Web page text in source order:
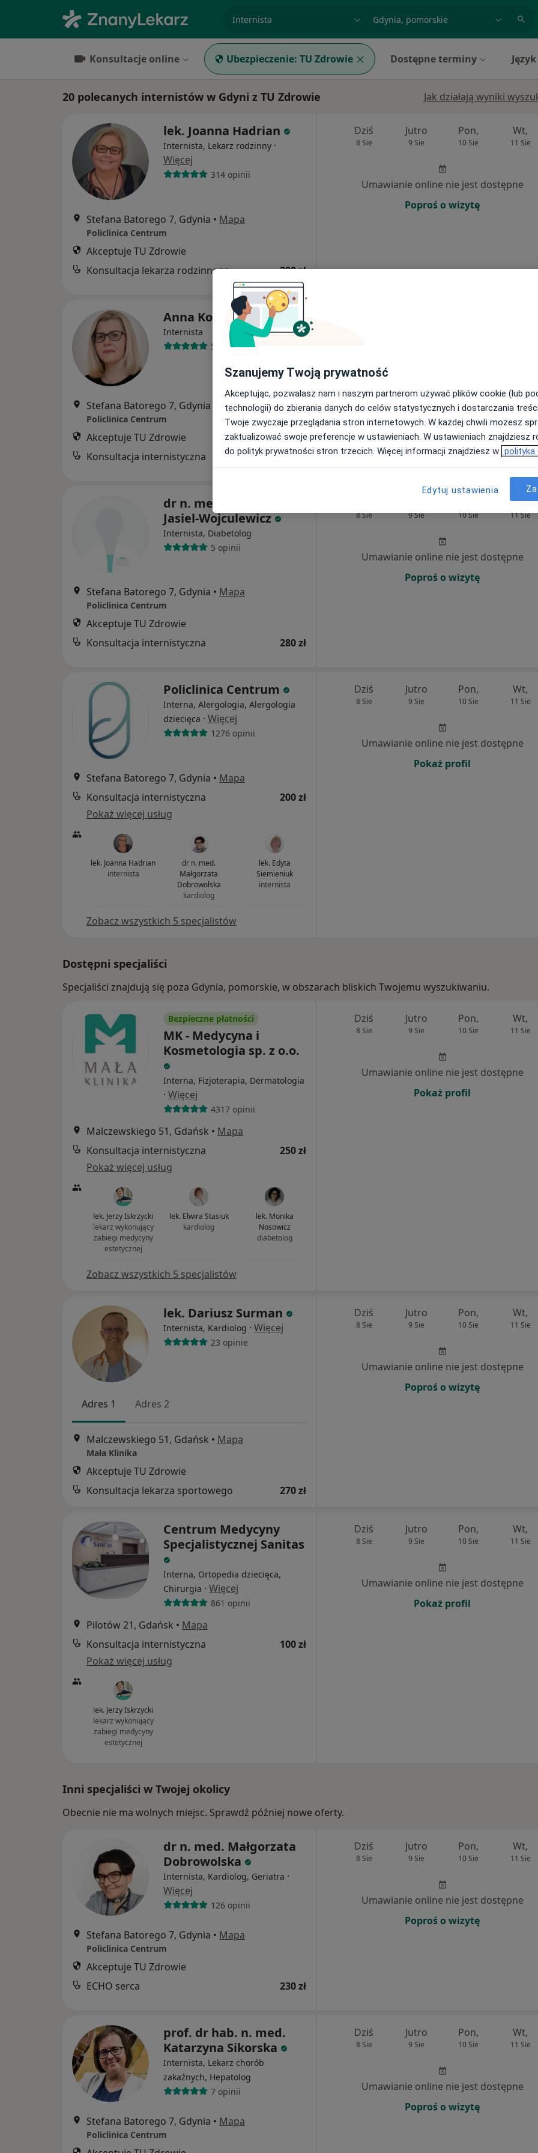
Konsultacje online Ubezpieczenie: TU Zdrowie Dostępne terminy Język
20 polecanych internistów w Gdyni z TU Zdrowie Jak działają wyniki
lek. Joanna Hadrian
Internista, Lekarz rodzinny ·
Więcej
314 opinii
Stefana Batorego 7, Gdynia • Mapa
Policlinica Centrum
Akceptuje TU Zdrowie
Konsultacja lekarza rodzinnego
200 zł
Dziś
8 Sie
Jutro
9 Sie
Pon,
10 Sie
Wt,
11 Sie
Umawianie online nie jest dostępne
Poproś o wizytę
Anna Kos
Internista
59 opinii
Stefana Batorego 7, Gdynia Mapa
Policlinica Centrum
Akceptuje TU Zdrowie
Konsultacja internistyczna
200 zł
Umawianie online nie jest dostępne
Poproś o wizytę
dr n. med. Hanna Maria
Jasiel-Wojculewicz
Internista, Diabetolog
5 opinii
Stefana Batorego 7, Gdynia • Mapa
Policlinica Centrum
Akceptuje TU Zdrowie
Konsultacja internistyczna
280 zł
8 Sie 9 Sie 10 Sie
Wt,
11 Sie
Umawianie online nie jest dostępne
Poproś o wizytę
Policlinica Centrum
Interna, Alergologia, Alergologia
dziecięca · Więcej
1276 opinii
Stefana Batorego 7, Gdynia • Mapa
Konsultacja internistyczna
200 zł
Pokaż więcej usług
lek. Joanna Hadrian
internista
dr n. med.
Małgorzata
Dobrowolska
kardiolog
lek. Edyta
Siemieniuk
internista
Zobacz wszystkich 5 specjalistów
Dziś
8 Sie
Jutro
9 Sie
Pon,
10 Sie
Wt,
11 Sie
Umawianie online nie jest dostępne
Pokaż profil
Dostępni specjaliści
Specjaliści znajdują się poza Gdynia, pomorskie, w obszarach bliskich Twojemu wyszukiwaniu.
Bezpieczne płatności
MK - Medycyna i
Kosmetologia sp. z o.o.
Interna, Fizjoterapia, Dermatologia
· Więcej
4317 opinii
Malczewskiego 51, Gdańsk • Mapa
Konsultacja internistyczna
250 zł
Pokaż więcej usług
lek. Jerzy Iskrzycki
lekarz wykonujący
zabiegi medycyny
estetycznej
lek. Elwira Stasiuk
kardiolog
lek. Monika
Nosowicz
diabetolog
Zobacz wszystkich 5 specjalistów
Dziś
8 Sie
Jutro
9 Sie
Pon,
10 Sie
Wt,
11 Sie
Umawianie online nie jest dostępne
Pokaż profil
lek. Dariusz Surman
Internista, Kardiolog · Więcej
23 opinie
Adres 1 Adres 2
Malczewskiego 51, Gdańsk • Mapa
Mała Klinika
Akceptuje TU Zdrowie
Konsultacja lekarza sportowego
270 zł
Dziś
8 Sie
Jutro
9 Sie
Pon,
10 Sie
Wt,
11 Sie
Umawianie online nie jest dostępne
Poproś o wizytę
Centrum Medycyny
Specjalistycznej Sanitas
Interna, Ortopedia dziecięca,
Chirurgia · Więcej
861 opinii
Pilotów 21, Gdańsk • Mapa
Konsultacja internistyczna
100 zł
Pokaż więcej usług
lek. Jerzy Iskrzycki
lekarz wykonujący
zabiegi medycyny
estetycznej
Dziś
8 Sie
Jutro
9 Sie
Pon,
10 Sie
Wt,
11 Sie
Umawianie online nie jest dostępne
Pokaż profil
Inni specjaliści w Twojej okolicy
Obecnie nie ma wolnych miejsc. Sprawdź później nowe oferty.
dr n. med. Małgorzata
Dobrowolska
Internista, Kardiolog, Geriatra ·
Więcej
126 opinii
Stefana Batorego 7, Gdynia • Mapa
Policlinica Centrum
Akceptuje TU Zdrowie
ECHO serca
230 zł
Dziś
8 Sie
Jutro
9 Sie
Pon,
10 Sie
Wt,
11 Sie
Umawianie online nie jest dostępne
Poproś o wizytę
prof. dr hab. n. med.
Katarzyna Sikorska
Internista, Lekarz chorób
zakaźnych, Hepatolog
7 opinii
Stefana Batorego 7, Gdynia • Mapa
Policlinica Centrum
Dziś
8 Sie
Jutro
9 Sie
Pon,
10 Sie
Wt,
11 Sie
Umawianie online nie jest dostępne
Poproś o wizytę
Szanujemy Twoją prywatność
Akceptując, pozwalasz nam i naszym partnerom używać plików cookie (lub
technologii) do zbierania danych do celów statystycznych i dostarczania
Twoje zwyczaje przeglądania stron internetowych. W każdej chwili możesz
zaktualizować swoje preferencje w ustawieniach. W ustawieniach znajdziesz
do polityk prywatności stron trzecich. Więcej informacji znajdziesz w polityka
Edytuj ustawienia